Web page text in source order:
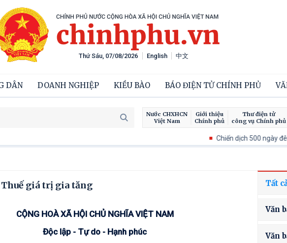
English 中文
DÂN DOANH NGHIỆP KIỀU BÀO BÁO ĐIỆN TỬ CHÍNH PHỦ
Thứ Sáu, 07/08/2026
Nước CHXHCN
Việt Nam
Giới thiệu
Chính phủ
Thư điện tử
công vụ Chính phủ
Chiến dịch 500 ngày đêm tìm kiếm,
Thuế giá trị gia tăng
CỘNG HOÀ XÃ HỘI CHỦ NGHĨA VIỆT NAM
Độc lập - Tự do - Hạnh phúc
Tất
Văn
Văn